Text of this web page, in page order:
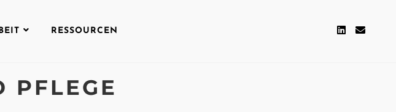
RESSOURCEN
PFLEGE